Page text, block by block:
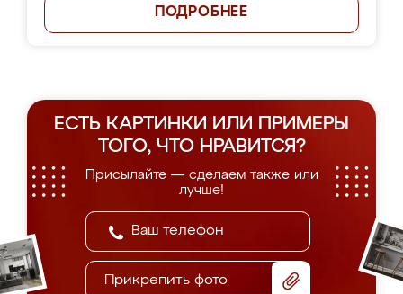
ПОДРОБНЕЕ
ЕСТЬ КАРТИНКИ ИЛИ ПРИМЕРЫ
ТОГО, ЧТО НРАВИТСЯ?
Присылайте — сделаем также или
лучше!
Прикрепить фото